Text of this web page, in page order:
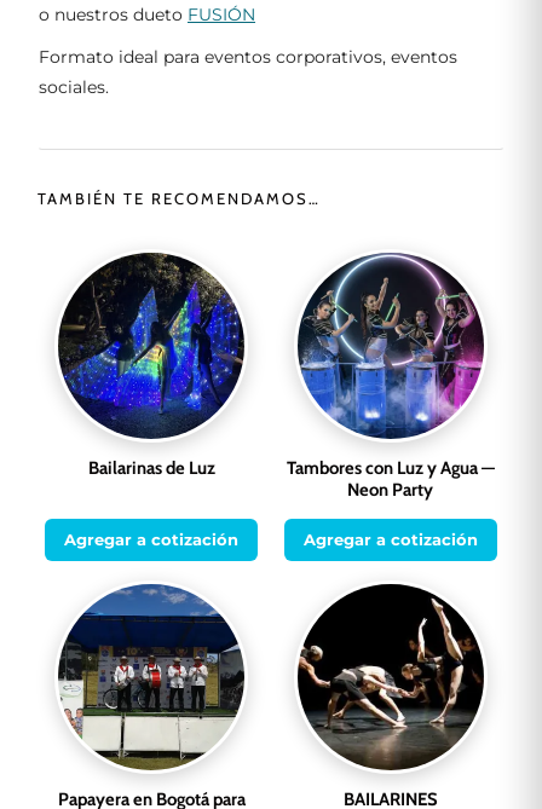
o nuestros dueto FUSIÓN
Formato ideal para eventos corporativos, eventos
sociales.
TAMBIÉN TE RECOMENDAMOS…
Bailarinas de Luz
Agregar a cotización
Tambores con Luz y Agua —
Neon Party
Agregar a cotización
Papayera en Bogotá para
BAILARINES